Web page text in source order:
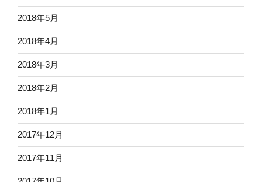
2018年5月
2018年4月
2018年3月
2018年2月
2018年1月
2017年12月
2017年11月